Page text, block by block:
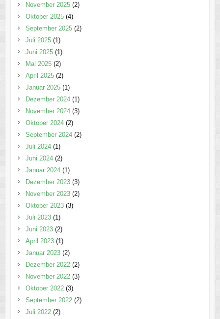
November 2025(2)
Oktober 2025(4)
September 2025(2)
Juli 2025(1)
Juni 2025(1)
Mai 2025(2)
April 2025(2)
Januar 2025(1)
Dezember 2024(1)
November 2024(3)
Oktober 2024(2)
September 2024(2)
Juli 2024(1)
Juni 2024(2)
Januar 2024(1)
Dezember 2023(3)
November 2023(2)
Oktober 2023(3)
Juli 2023(1)
Juni 2023(2)
April 2023(1)
Januar 2023(2)
Dezember 2022(2)
November 2022(3)
Oktober 2022(3)
September 2022(2)
Juli 2022(2)